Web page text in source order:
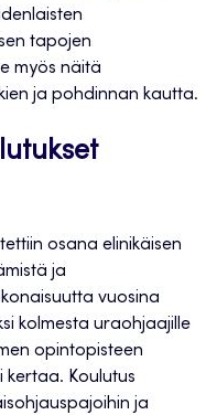
tapojen
myös näitä
ja pohdinnan kautta.
osana elinikäisen
ja
vuosina
kolmesta uraohjaajille
opintopisteen
kertaa. Koulutus
ja